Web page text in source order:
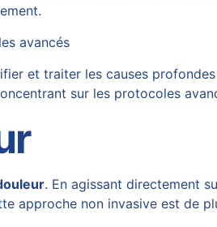
avancés
et traiter les causes
sur les protocoles
. En agissant directement
approche non invasive est de